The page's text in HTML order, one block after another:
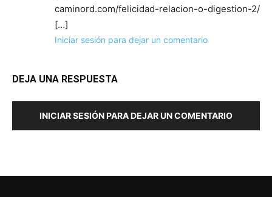
caminord.com/felicidad-relacion-o-digestion-2/
[…]
Iniciar sesión para dejar un comentario
DEJA UNA RESPUESTA
INICIAR SESIÓN PARA DEJAR UN COMENTARIO